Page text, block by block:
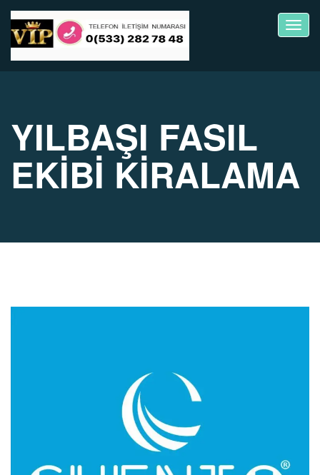
YILBAŞI FASIL
EKİBİ KİRALAMA